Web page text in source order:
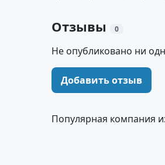
Отзывы 0
Не опубликовано ни
Добавить отзыв
Популярная компания